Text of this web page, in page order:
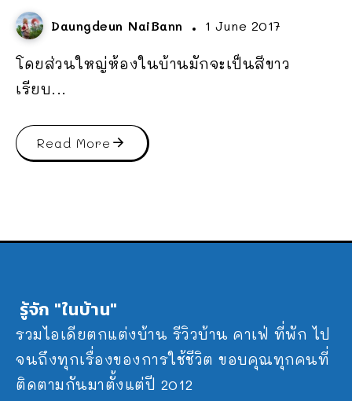
Daungdeun NaiBann 1 June 2017
โดยส่วนใหญ่ห้องในบ้านมักจะเป็นสีขาว
เรียบ...
Read More
รู้จัก "ในบ้าน"
รวมไอเดียตกแต่งบ้าน รีวิวบ้าน คาเฟ่ ที่พัก ไป
จนถึงทุกเรื่องของการใช้ชีวิต ขอบคุณทุกคนที่
ติดตามกันมาตั้งแต่ปี 2012